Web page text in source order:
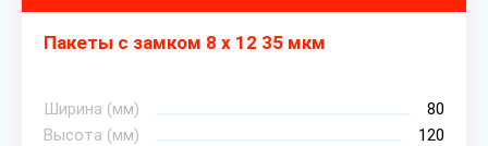
Пакеты с замком 8 х 12 35 мкм
Ширина (мм)
80
Высота (мм)
120